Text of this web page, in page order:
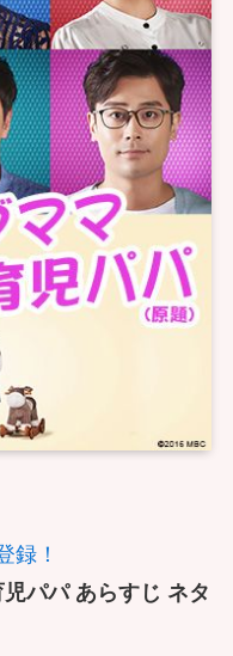
録！
パパ あらすじ ネタ